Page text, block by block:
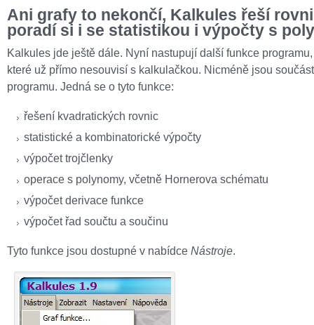
Ani grafy to nekončí, Kalkules řeší
poradí si i se statistikou i výpočty s
Kalkules jde ještě dále. Nyní nastupují další funkce
které už přímo nesouvisí s kalkulačkou. Nicméně jsou
programu. Jedná se o tyto funkce:
řešení kvadratických rovnic
statistické a kombinatorické výpočty
výpočet trojčlenky
operace s polynomy, včetně Hornerova schématu
výpočet derivace funkce
výpočet řad součtu a součinu
Tyto funkce jsou dostupné v nabídce Nástroje.